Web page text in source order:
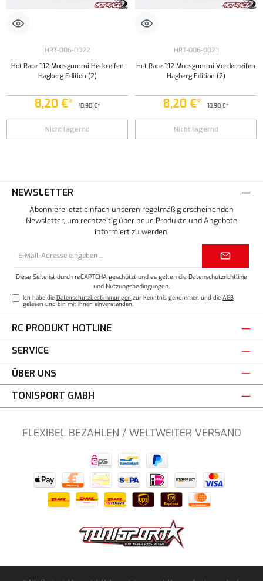
HRT-006-0022
Hot Race 1:12 Moosgummi Heckreifen
Hagberg Edition (2)
8,20 €* 10,90 €*
Nicht lagernd
HRT-006-0021
Hot Race 1:12 Moosgummi Vorderreifen
Hagberg Edition (2)
8,20 €* 10,90 €*
Nicht lagernd
NEWSLETTER
Abonniere jetzt einfach unseren regelmäßig erscheinenden
Newsletter, um rechtzeitig über neue Produkte und Angebote
informiert zu werden.
Diese Seite ist durch reCAPTCHA geschützt und es gelten die Datenschutzrichtlinie
und Nutzungsbedingungen
Ich habe dieDatenschutzbestimmungen zur Kenntnis genommen und dieAGB
gelesen und bin mit ihnen einverstanden.
RC PRODUKT HOTLINE
SERVICE
ÜBER UNS
TONISPORT GMBH
FLEXIBEL BEZAHLEN / WELTWEITER VERSAND